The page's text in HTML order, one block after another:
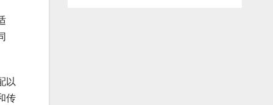
以
传